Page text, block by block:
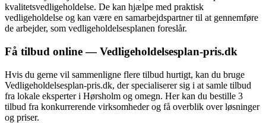
kvalitetsvedligeholdelse. De kan hjælpe med praktisk
vedligeholdelse og kan være en samarbejdspartner til at gennemføre
de arbejder, som vedligeholdelsesplanen foreslår.
Få tilbud online — Vedligeholdelsesplan-pris.dk
Hvis du gerne vil sammenligne flere tilbud hurtigt, kan du bruge
Vedligeholdelsesplan-pris.dk, der specialiserer sig i at samle tilbud
fra lokale eksperter i Hørsholm og omegn. Her kan du bestille 3
tilbud fra konkurrerende virksomheder og få overblik over løsninger
og priser.